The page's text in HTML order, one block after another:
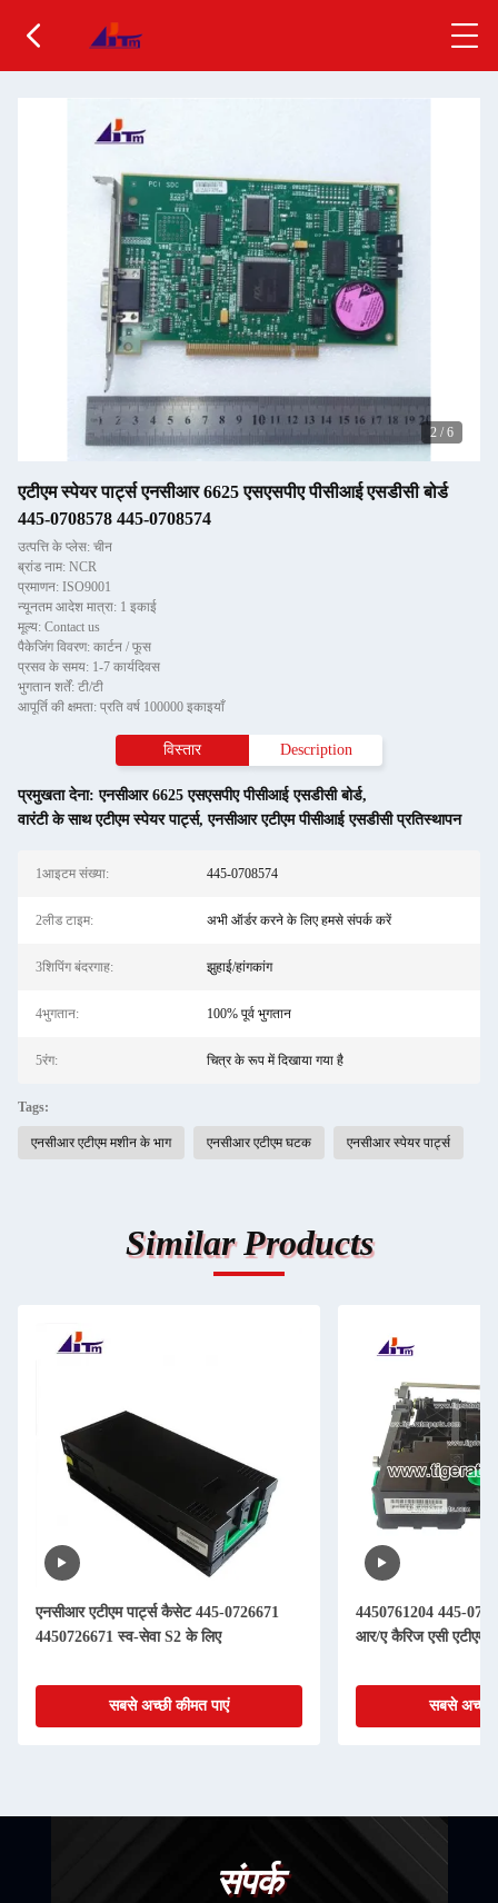
2 / 6
एटीएम स्पेयर पार्ट्स एनसीआर 6625 एसएसपीए पीसीआई एसडीसी बोर्ड
445-0708578 445-0708574
उत्पत्ति के प्लेस: चीन
ब्रांड नाम: NCR
प्रमाणन: ISO9001
न्यूनतम आदेश मात्रा: 1 इकाई
मूल्य: Contact us
पैकेजिंग विवरण: कार्टन / फूस
प्रसव के समय: 1-7 कार्यदिवस
भुगतान शर्तें: टी/टी
आपूर्ति की क्षमता: प्रति वर्ष 100000 इकाइयाँ
विस्तार Description
प्रमुखता देना:एनसीआर 6625 एसएसपीए पीसीआई एसडीसी बोर्ड,
वारंटी के साथ एटीएम स्पेयर पार्ट्स,एनसीआर एटीएम पीसीआई एसडीसी प्रतिस्थापन
1आइटम संख्या: 445-0708574
2लीड टाइम: अभी ऑर्डर करने के लिए हमसे संपर्क करें
3शिपिंग बंदरगाह: झुहाई/हांगकांग
4भुगतान: 100% पूर्व भुगतान
5रंग: चित्र के रूप में दिखाया गया है
Tags:
एनसीआर एटीएम मशीन के भाग एनसीआर एटीएम घटक एनसीआर स्पेयर पार्ट्स
Similar Products
एनसीआर एटीएम पार्ट्स कैसेट 445-0726671
4450726671 स्व-सेवा S2 के लिए
सबसे अच्छी कीमत पाएं
4450761204 445-
आर/ए कैरिज एसी एटीएम
सबसे अच्छी
संपर्क